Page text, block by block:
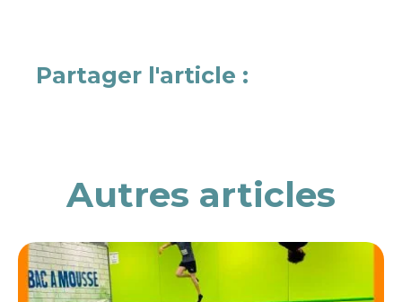
Partager l'article :
Autres articles